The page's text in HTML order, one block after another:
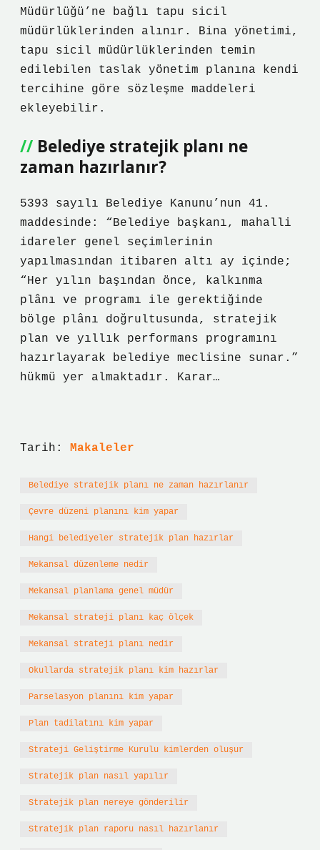
Müdürlüğü’ne bağlı tapu sicil
müdürlüklerinden alınır. Bina yönetimi,
tapu sicil müdürlüklerinden temin
edilebilen taslak yönetim planına kendi
tercihine göre sözleşme maddeleri
ekleyebilir.
Belediye stratejik planı ne
zaman hazırlanır?
5393 sayılı Belediye Kanunu’nun 41.
maddesinde: “Belediye başkanı, mahalli
idareler genel seçimlerinin
yapılmasından itibaren altı ay içinde;
“Her yılın başından önce, kalkınma
plânı ve programı ile gerektiğinde
bölge plânı doğrultusunda, stratejik
plan ve yıllık performans programını
hazırlayarak belediye meclisine sunar.”
hükmü yer almaktadır. Karar…
Tarih: Makaleler
Belediye stratejik planı ne zaman hazırlanır
Çevre düzeni planını kim yapar
Hangi belediyeler stratejik plan hazırlar
Mekansal düzenleme nedir
Mekansal planlama genel müdür
Mekansal strateji planı kaç ölçek
Mekansal strateji planı nedir
Okullarda stratejik planı kim hazırlar
Parselasyon planını kim yapar
Plan tadilatını kim yapar
Strateji Geliştirme Kurulu kimlerden oluşur
Stratejik plan nasıl yapılır
Stratejik plan nereye gönderilir
Stratejik plan raporu nasıl hazırlanır